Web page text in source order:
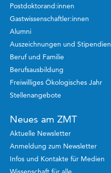
Postdoktorand:innen
Gastwissenschaftler:innen
Alumni
Auszeichnungen und Stipendien
Beruf und Familie
Berufsausbildung
Freiwilliges Ökologisches Jahr
Stellenangebote
Neues am ZMT
Aktuelle Newsletter
Anmeldung zum Newsletter
Infos und Kontakte für Medien